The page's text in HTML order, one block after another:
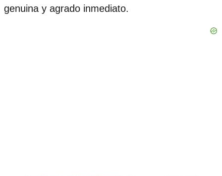
genuina y agrado inmediato.